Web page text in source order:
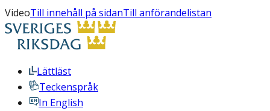
VideoTill innehåll på sidanTill anförandelistan
Lättläst
Teckenspråk
In English